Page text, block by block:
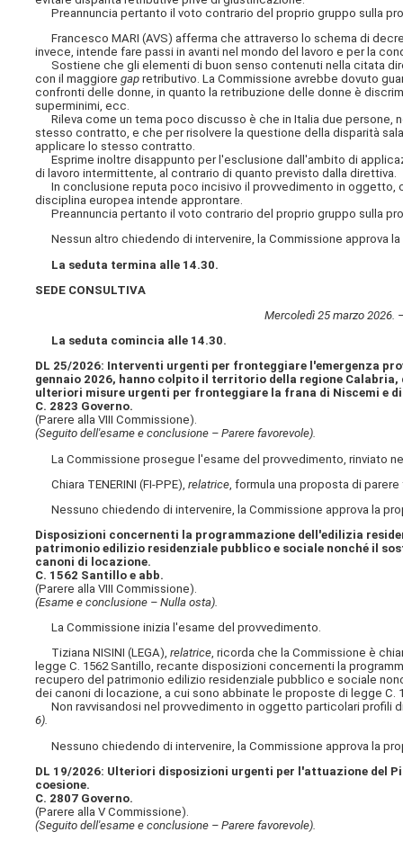
Preannuncia pertanto il voto contrario del proprio gruppo sulla
Francesco MARI (AVS) afferma che attraverso lo schema di
invece, intende fare passi in avanti nel mondo del lavoro e per la
Sostiene che gli elementi di buon senso contenuti nella citata
con il maggioregap retributivo. La Commissione avrebbe dovuto
confronti delle donne, in quanto la retribuzione delle donne è
superminimi, ecc.
Rileva come un tema poco discusso è che in Italia due persone,
stesso contratto, e che per risolvere la questione della disparità
applicare lo stesso contratto.
Esprime inoltre disappunto per l'esclusione dall'ambito di
di lavoro intermittente, al contrario di quanto previsto dalla direttiva.
In conclusione reputa poco incisivo il provvedimento in oggetto,
disciplina europea intende approntare.
Preannuncia pertanto il voto contrario del proprio gruppo sulla
Nessun altro chiedendo di intervenire, la Commissione approva
La seduta termina alle 14.30.
SEDE CONSULTIVA
Mercoledì 25 marzo 2026.
La seduta comincia alle 14.30.
DL 25/2026: Interventi urgenti per fronteggiare l'emergenza
gennaio 2026, hanno colpito il territorio della regione Calabria,
ulteriori misure urgenti per fronteggiare la frana di Niscemi e
C. 2823 Governo.
(Parere alla VIII Commissione).
(Seguito dell'esame e conclusione – Parere favorevole).
La Commissione prosegue l'esame del provvedimento, rinviato
Chiara TENERINI (FI-PPE),relatrice , formula una proposta di
Nessuno chiedendo di intervenire, la Commissione approva la
Disposizioni concernenti la programmazione dell'edilizia
patrimonio edilizio residenziale pubblico e sociale nonché il
canoni di locazione.
C. 1562 Santillo e abb.
(Parere alla VIII Commissione).
(Esame e conclusione – Nulla osta).
La Commissione inizia l'esame del provvedimento.
Tiziana NISINI (LEGA),relatrice, ricorda che la Commissione è
legge C. 1562 Santillo, recante disposizioni concernenti la
recupero del patrimonio edilizio residenziale pubblico e sociale
dei canoni di locazione, a cui sono abbinate le proposte di legge C.
Non ravvisandosi nel provvedimento in oggetto particolari profili
6).
Nessuno chiedendo di intervenire, la Commissione approva la
DL 19/2026: Ulteriori disposizioni urgenti per l'attuazione del
coesione.
C. 2807 Governo.
(Parere alla V Commissione).
(Seguito dell'esame e conclusione – Parere favorevole).